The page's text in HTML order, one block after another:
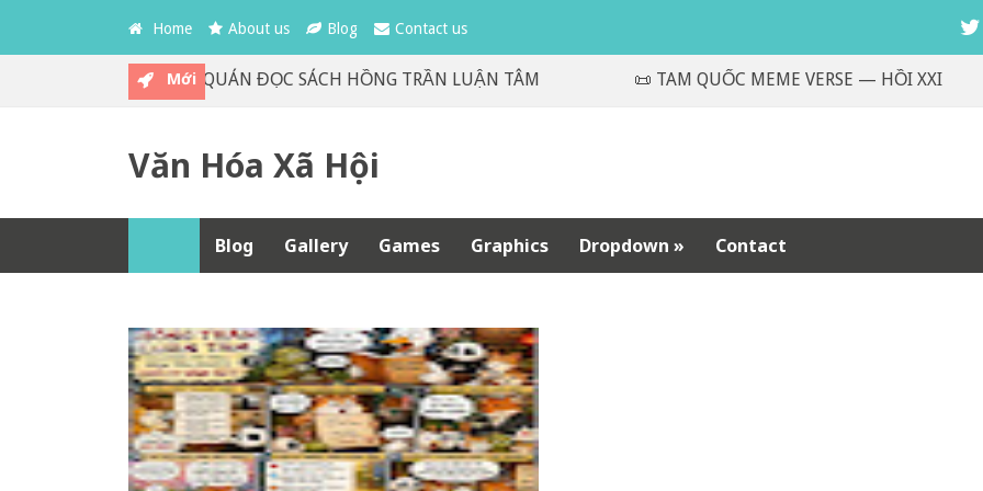
Home About us Blog Contact us
Mới
🍵 NHÂN GIAN TRÀ QUÁN ĐỌC SÁCH HỒNG TRẦN LUẬN TÂM 📜 TAM QUỐC MEME VERSE — HỒI XXI
Văn Hóa Xã Hội
Blog Gallery Games Graphics Dropdown » Contact